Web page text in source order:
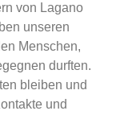
von Lagano
unseren
Menschen,
durften.
bleiben und
und